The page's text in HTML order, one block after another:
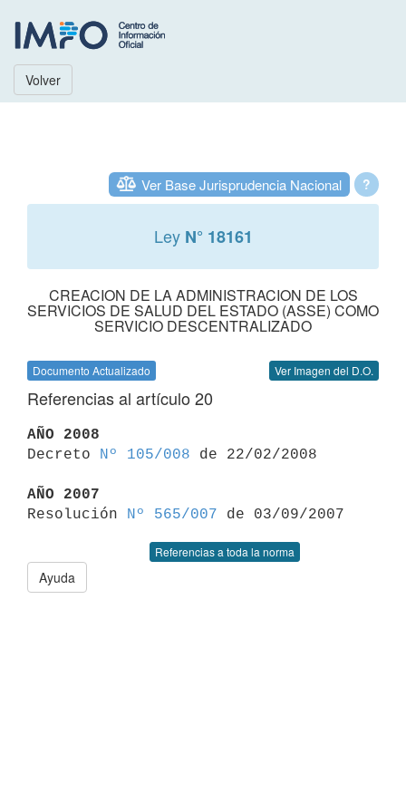
Volver
?
Ver Base Jurisprudencia Nacional
Ley N° 18161
CREACION DE LA ADMINISTRACION DE LOS
SERVICIOS DE SALUD DEL ESTADO (ASSE) COMO
SERVICIO DESCENTRALIZADO
Documento Actualizado Ver Imagen del D.O.
Referencias al artículo 20
AÑO 2008
Decreto
Nº 105/008 de 22/02/2008
AÑO 2007
Resolución
Nº 565/007
Referencias a toda la norma
Ayuda